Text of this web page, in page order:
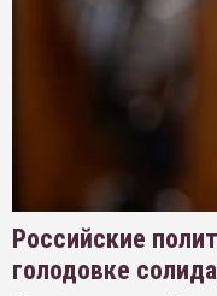
Российские
голодовке